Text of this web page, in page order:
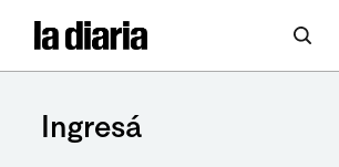
Ingresá